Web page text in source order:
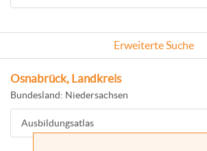
Erweiterte Suche
Osnabrück, Landkreis
Bundesland: Niedersachsen
Ausbildungsatlas